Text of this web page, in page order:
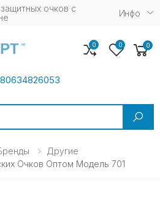
очков c
Инфо
menu
0 0 0
Другие
Очков Оптом Модель 701